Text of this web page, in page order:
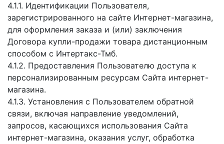
4.1.1. Идентификации Пользователя,
зарегистрированного на сайте Интернет-магазина,
для оформления заказа и (или) заключения
Договора купли-продажи товара дистанционным
способом с Интертакс-Тмб.
4.1.2. Предоставления Пользователю доступа к
персонализированным ресурсам Сайта интернет-
магазина.
4.1.3. Установления с Пользователем обратной
связи, включая направление уведомлений,
запросов, касающихся использования Сайта
интернет-магазина, оказания услуг, обработка